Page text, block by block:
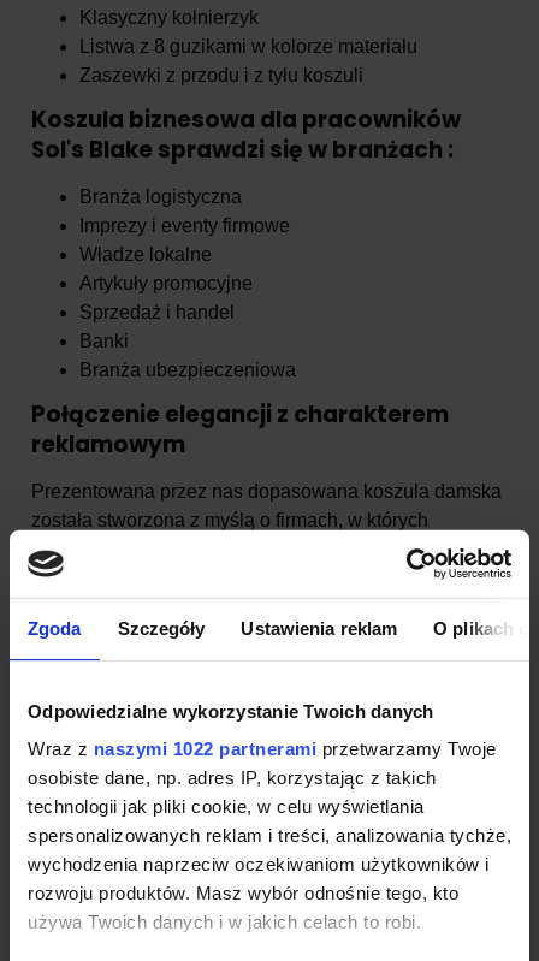
Zgoda Szczegóły Ustawienia reklam O plikach
Odpowiedzialne wykorzystanie Twoich danych
Wraz z naszymi 1022 partnerami przetwarzamy Twoje
osobiste dane, np. adres IP, korzystając z takich
technologii jak pliki cookie, w celu wyświetlania
spersonalizowanych reklam i treści, analizowania tychże,
wychodzenia naprzeciw oczekiwaniom użytkowników i
rozwoju produktów. Masz wybór odnośnie tego, kto
używa Twoich danych i w jakich celach to robi.
Klasyczny kołnierzyk
Listwa z 8 guzikami w kolorze materiału
Zaszewki z przodu i z tyłu koszuli
Koszula biznesowa dla pracowników
Sol's Blake sprawdzi się w branżach :
Branża logistyczna
Imprezy i eventy firmowe
Władze lokalne
Artykuły promocyjne
Sprzedaż i handel
Banki
Branża ubezpieczeniowa
Połączenie elegancji z charakterem
reklamowym
Prezentowana przez nas dopasowana koszula damska
została stworzona z myślą o firmach, w których
elegancja łączona jest z profesjonalizmem. Nasza
usługa umożliwia wykonanie na jej powierzchni w
naszywki logo firmowego z wykorzystaniem najwyższej
jakości technologii. Dzięki temu elegancka koszula
atrakcyjną wizytówką firmy. Sprawdzi się zarówno jako
nieodłączny, codzienny element stylizacji każdego
pracownika, jak i strój na specjalne spotkania
biznesowe, eventy branżowe, czy ważne negocjacje z
klientami. Stylowy ubiór pracownika pozwoli na
wyróżnienie firmy spośród innych na rynku, co sprzyja
skuteczności jej działań i pozyskiwania nowych
konsumentów. Dodatkowo dopasowana koszula